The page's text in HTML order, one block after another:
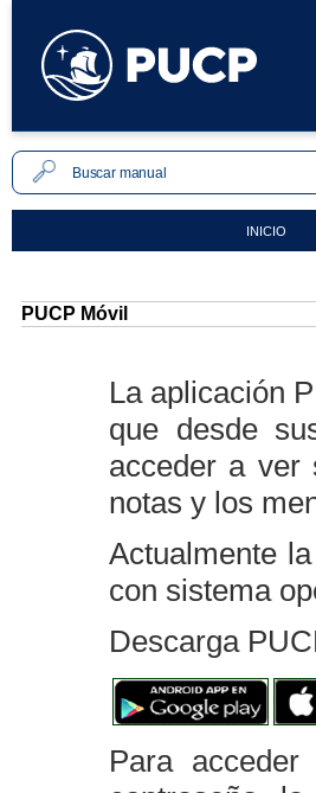
INICIO
PUCP Móvil
La aplicación
que desde
acceder a ver
notas y los
Actualmente
con sistema
Descarga
Para